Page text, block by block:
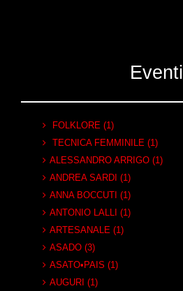
Eventi
FOLKLORE (1)
TECNICA FEMMINILE (1)
ALESSANDRO ARRIGO (1)
ANDREA SARDI (1)
ANNA BOCCUTI (1)
ANTONIO LALLI (1)
ARTESANALE (1)
ASADO (3)
ASATO•PAIS (1)
AUGURI (1)